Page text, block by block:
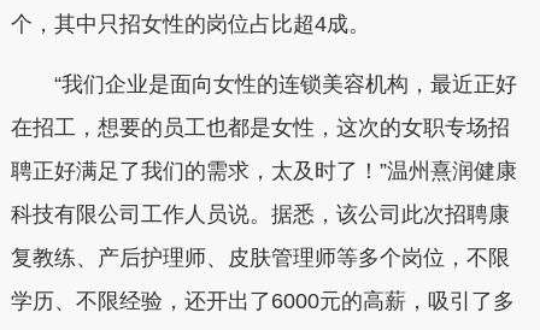
个，其中只招女性的岗位占比超4成。
“我们企业是面向女性的连锁美容机构，最近正好
在招工，想要的员工也都是女性，这次的女职专场招
聘正好满足了我们的需求，太及时了！”温州熹润健康
科技有限公司工作人员说。据悉，该公司此次招聘康
复教练、产后护理师、皮肤管理师等多个岗位，不限
学历、不限经验，还开出了6000元的高薪，吸引了多